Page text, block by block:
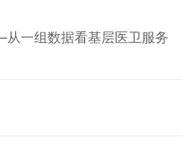
一组数据看基层医卫服务